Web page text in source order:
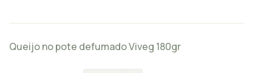
Queijo no pote defumado Viveg 180gr